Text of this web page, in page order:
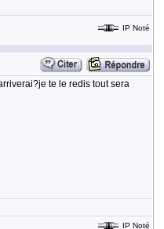
IP Noté
te le redis tout sera
IP Noté